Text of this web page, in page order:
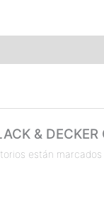
&
están marcados